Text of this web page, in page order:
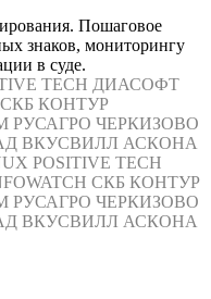
Пошаговое
знаков, мониторингу
в суде.
TECH ДИАСОФТ
СКБ КОНТУР
РУСАГРО ЧЕРКИЗОВО
ВКУСВИЛЛ АСКОНА
POSITIVE TECH
СКБ КОНТУР
РУСАГРО ЧЕРКИЗОВО
ВКУСВИЛЛ АСКОНА